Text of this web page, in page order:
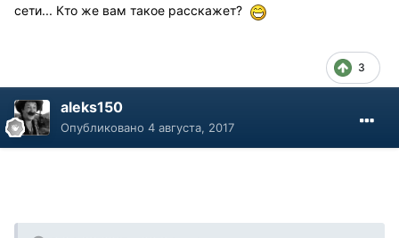
сети... Кто же вам такое расскажет?
3
aleks150
Опубликовано 4 августа, 2017